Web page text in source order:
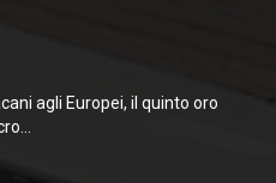
agli Europei, il quinto oro